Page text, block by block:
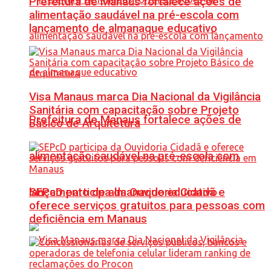
Prefeitura de Manaus fortalece ações de
alimentação saudável na pré-escola com
lançamento de almanaque educativo
alimentação saudável na pré-escola com
lançamento de almanaque educativo
Visa Manaus marca Dia Nacional da Vigilância
Sanitária com capacitação sobre Projeto
Básico de Arquitetura
SEPcD participa da Ouvidoria Cidadã e
oferece serviços gratuitos para pessoas com
deficiência em Manaus